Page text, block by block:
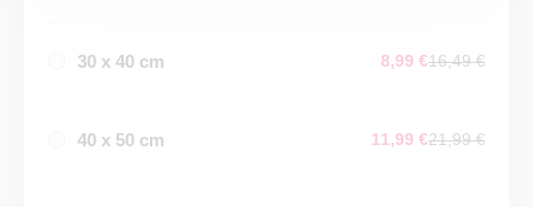
30 x 40 cm 8,99 €16,49 €
40 x 50 cm 11,99 €21,99 €